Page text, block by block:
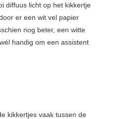
diffuus licht op het kikkertje
er een wit vel papier
nog beter, een witte
handig om een assistent
kikkertjes vaak tussen de